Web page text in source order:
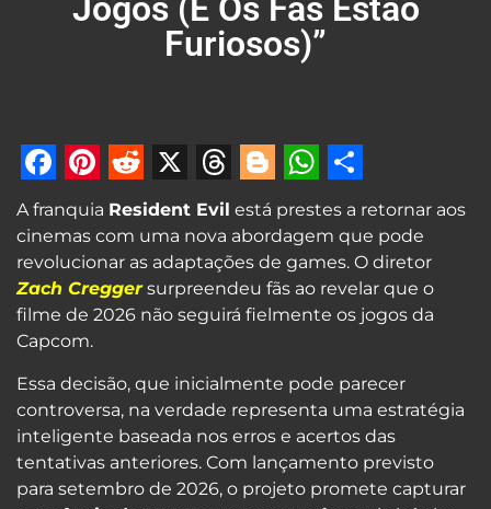
Furiosos)”
Facebook
Pinterest
Reddit
X Threads
Blogger
WhatsApp
Share
A franquia Resident Evil está prestes a retornar aos
cinemas com uma nova abordagem que pode
revolucionar as adaptações de games. O diretor
Zach Creggersurpreendeu fãs ao revelar que o
filme de 2026 não seguirá fielmente os jogos da
Capcom.
Essa decisão, que inicialmente pode parecer
controversa, na verdade representa uma estratégia
inteligente baseada nos erros e acertos das
tentativas anteriores. Com lançamento previsto
para setembro de 2026, o projeto promete capturar